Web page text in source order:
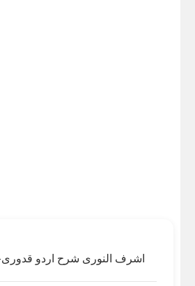
اشرف النوری شرح اردو قدوری-